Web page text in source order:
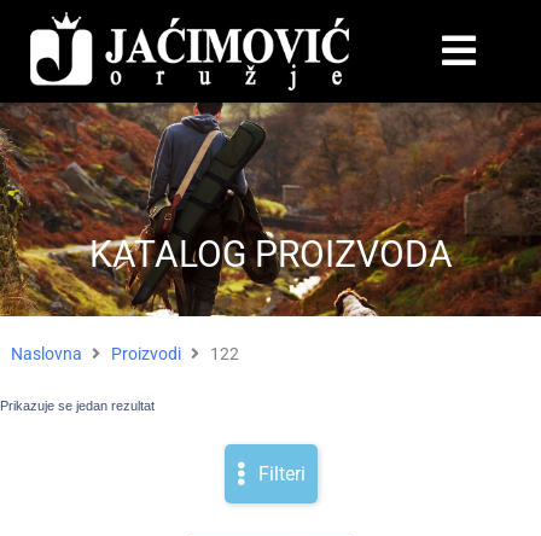
KATALOG PROIZVODA
Naslovna Proizvodi 122
Prikazuje se jedan rezultat
Filteri